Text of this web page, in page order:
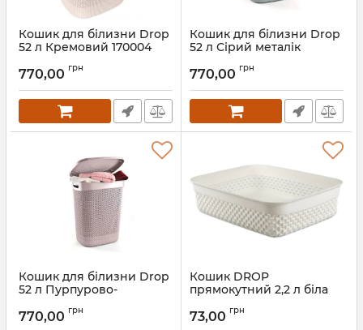
Кошик для білизни Drop
52 л Кремовий 170004
770,00 грн
Кошик для білизни Drop
52 л Сірий металік
Артикул: 170004.2
770,00 грн
Кошик для білизни Drop
52 л Пурпурово-
Артикул: 170004.1
770,00 грн
Кошик DROP
прямокутний 2,2 л біла
Артикул: 161002.3
73,00 грн